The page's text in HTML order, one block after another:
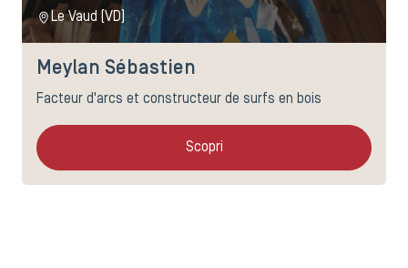
Le Vaud (VD)
Meylan Sébastien
Facteur d'arcs et constructeur de surfs en bois
Scopri